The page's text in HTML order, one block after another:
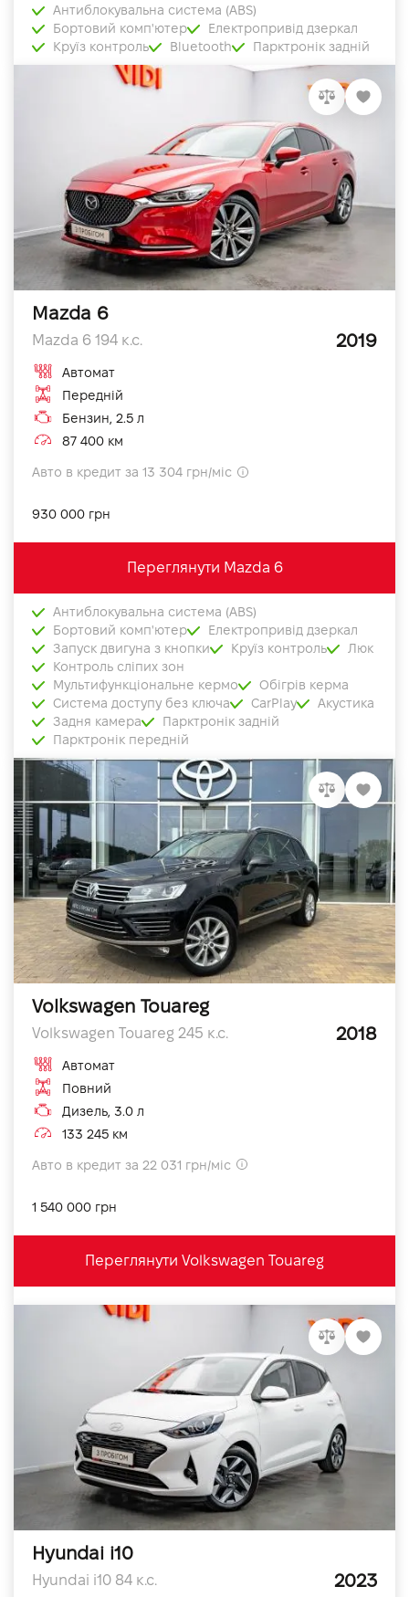
Антиблокувальна система (ABS)
Бортовий комп'ютер
Електропривід дзеркал
Круїз контроль
Bluetooth Парктронік задній
Mazda 6
Mazda 6 194 к.с. 2019
Автомат
Передній
Бензин, 2.5 л
87 400 км
Авто в кредит за 13 304 грн/міс
930 000 грн
Переглянути Mazda 6
Антиблокувальна система (ABS)
Бортовий комп'ютер
Електропривід дзеркал
Запуск двигуна з кнопки
Круїз контроль
Люк
Контроль сліпих зон
Мультифункціональне кермо
Обігрів керма
Система доступу без ключа
CarPlay
Акустика
Задня камера
Парктронік задній
Парктронік передній
Volkswagen Touareg
Volkswagen Touareg 245 к.с. 2018
Автомат
Повний
Дизель, 3.0 л
133 245 км
Авто в кредит за 22 031 грн/міс
1 540 000 грн
Переглянути Volkswagen Touareg
Hyundai i10
Hyundai i10 84 к.с. 2023